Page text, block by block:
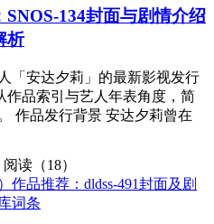
134封面与剧情介绍
析
「安达夕莉」的最新影视发行
作品索引与艺人年表角度，简
作品发行背景 安达夕莉曾在
阅读（18）